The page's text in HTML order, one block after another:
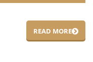
READ MORE